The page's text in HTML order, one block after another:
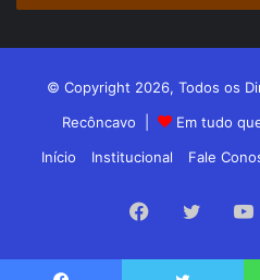
de
© Copyright 2026, Todos os
Recôncavo |
Em tudo
Início
Institucional Fale
Facebook
Twitter